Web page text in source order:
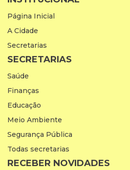
Página Inicial
A Cidade
Secretarias
SECRETARIAS
Saúde
Finanças
Educação
Meio Ambiente
Segurança Pública
Todas secretarias
RECEBER NOVIDADES